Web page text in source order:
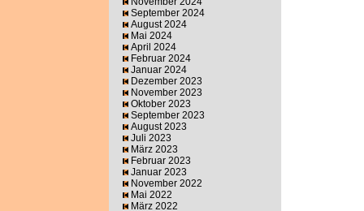
September 2024
August 2024
Mai 2024
April 2024
Februar 2024
Januar 2024
Dezember 2023
November 2023
Oktober 2023
September 2023
August 2023
Juli 2023
März 2023
Februar 2023
Januar 2023
November 2022
Mai 2022
März 2022